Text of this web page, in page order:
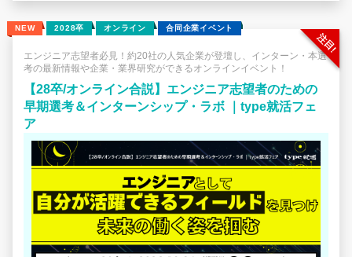
NEW 2028卒 オンライン 合同企業イベント
エンジニア志望者必見！約20社の人気企業が登壇し、インターン・本選
考の最新情報や企業・業界研究ができるオンラインイベント！
【28卒/オンライン合説】エンジニア志望者のための
早期選考＆インターンシップ・ラボ ｜type就活フェ
ア